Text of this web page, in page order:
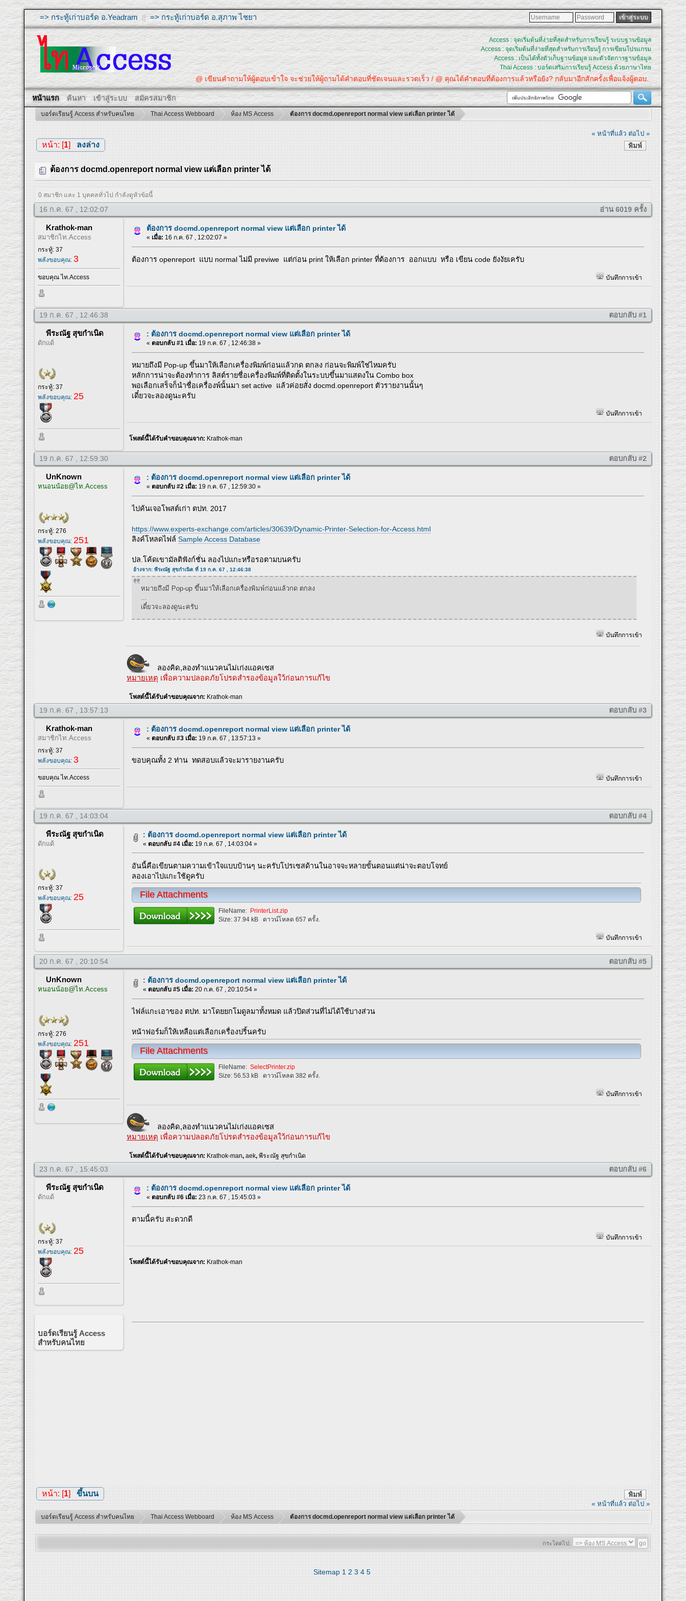
=> กระทู้เก่าบอร์ด อ.Yeadram ||=> กระทู้เก่าบอร์ด อ.สุภาพ ไชยา
Access : จุดเริ่มต้นที่ง่ายที่สุดสำหรับการเรียนรู้ ระบบฐานข้อมูล
Access : จุดเริ่มต้นที่ง่ายที่สุดสำหรับการเรียนรู้ การเขียนโปรแกรม
Access : เป็นได้ทั้งตัวเก็บฐานข้อมูล และตัวจัดการฐานข้อมูล
Thai Access : บอร์ดเสริมการเรียนรู้ Access ด้วยภาษาไทย
@ เขียนคำถามให้ผู้ตอบเข้าใจ จะช่วยให้ผู้ถามได้คำตอบที่ชัดเจนและรวดเร็ว / @ คุณได้คำตอบที่ต้องการแล้วหรือยัง? กลับมาอีกสักครั้งเพื่อแจ้งผู้ตอบ.
หน้าแรก ค้นหา เข้าสู่ระบบ สมัครสมาชิก
บอร์ดเรียนรู้ Access สำหรับคนไทย Thai Access Webboard ห้อง MS Access ต้องการ docmd.openreport normal view แต่เลือก printer ได้
« หน้าที่แล้ว ต่อไป »
พิมพ์
หน้า: [1] ลงล่าง
ต้องการ docmd.openreport normal view แต่เลือก printer ได้
0 สมาชิก และ 1 บุคคลทั่วไป กำลังดูหัวข้อนี้
16 ก.ค. 67 , 12:02:07 อ่าน 6019 ครั้ง
Krathok-man
สมาชิกไท.Access
กระทู้: 37
พลังขอบคุณ: 3
ขอบคุณ ไท.Access
ต้องการ docmd.openreport normal view แต่เลือก printer ได้
« เมื่อ: 16 ก.ค. 67 , 12:02:07 »
ต้องการ openreport แบบ normal ไม่มี previwe แต่ก่อน print ให้เลือก printer ที่ต้องการ ออกแบบ หรือ เขียน code ยังงัยเครับ
บันทึกการเข้า
19 ก.ค. 67 , 12:46:38 ตอบกลับ #1
พีระณัฐ สุขกำเนิด
ดักแด้
กระทู้: 37
พลังขอบคุณ: 25
: ต้องการ docmd.openreport normal view แต่เลือก printer ได้
« ตอบกลับ #1 เมื่อ: 19 ก.ค. 67 , 12:46:38 »
หมายถึงมี Pop-up ขึ้นมาให้เลือกเครื่องพิมพ์ก่อนแล้วกด ตกลง ก่อนจะพิมพ์ใช่ไหมครับ
หลักการน่าจะต้องทำการ ลิสต์รายชื่อเครื่องพิมพ์ที่ติดตั้งในระบบขึ้นมาแสดงใน Combo box
พอเลือกเสร็จก็นำชื่อเครื่องพ์นั้นมา set active แล้วค่อยสั่ง docmd.openreport ตัวรายงานนั้นๆ
เดี๋ยวจะลองดูนะครับ
บันทึกการเข้า
โพสต์นี้ได้รับคำขอบคุณจาก: Krathok-man
19 ก.ค. 67 , 12:59:30 ตอบกลับ #2
UnKnown
หนอนน้อย@ไท.Access
กระทู้: 276
พลังขอบคุณ: 251
: ต้องการ docmd.openreport normal view แต่เลือก printer ได้
« ตอบกลับ #2 เมื่อ: 19 ก.ค. 67 , 12:59:30 »
ไปค้นเจอโพสต์เก่า ตปท. 2017
https://www.experts-exchange.com/articles/30639/Dynamic-Printer-Selection-for-Access.html
ลิงค์โหลดไฟล์Sample Access Database
ปล.โค้ดเขามัลติฟังก์ชั่น ลองไปแกะหรือรอตามบนครับ
อ้างจาก: พีระณัฐ สุขกำเนิด ที่ 19 ก.ค. 67 , 12:46:38
หมายถึงมี Pop-up ขึ้นมาให้เลือกเครื่องพิมพ์ก่อนแล้วกด ตกลง
เดี๋ยวจะลองดูนะครับ
บันทึกการเข้า
ลองคิด,ลองทำแนวคนไม่เก่งแอคเซส
หมายเหตุ เพื่อความปลอดภัยโปรดสำรองข้อมูลใว้ก่อนการแก้ไข
โพสต์นี้ได้รับคำขอบคุณจาก: Krathok-man
19 ก.ค. 67 , 13:57:13 ตอบกลับ #3
Krathok-man
สมาชิกไท.Access
กระทู้: 37
พลังขอบคุณ: 3
ขอบคุณ ไท.Access
: ต้องการ docmd.openreport normal view แต่เลือก printer ได้
« ตอบกลับ #3 เมื่อ: 19 ก.ค. 67 , 13:57:13 »
ขอบคุณทั้ง 2 ท่าน ทดสอบแล้วจะมารายงานครับ
บันทึกการเข้า
19 ก.ค. 67 , 14:03:04 ตอบกลับ #4
พีระณัฐ สุขกำเนิด
ดักแด้
กระทู้: 37
พลังขอบคุณ: 25
: ต้องการ docmd.openreport normal view แต่เลือก printer ได้
« ตอบกลับ #4 เมื่อ: 19 ก.ค. 67 , 14:03:04 »
อันนี้คือเขียนตามความเข้าใจแบบบ้านๆ นะครับโปรเซสด้านในอาจจะหลายขั้นตอนแต่น่าจะตอบโจทย์
ลองเอาไปแกะใช้ดูครับ
File Attachments
FileName: PrinterList.zip
Size:37.94 kB ดาวน์โหลด 657 ครั้ง.
บันทึกการเข้า
20 ก.ค. 67 , 20:10:54 ตอบกลับ #5
UnKnown
หนอนน้อย@ไท.Access
กระทู้: 276
พลังขอบคุณ: 251
: ต้องการ docmd.openreport normal view แต่เลือก printer ได้
« ตอบกลับ #5 เมื่อ: 20 ก.ค. 67 , 20:10:54 »
ไฟล์แกะเอาของ ตปท. มาโดยยกโมดูลมาทั้งหมด แล้วปิดส่วนที่ไม่ได้ใช้บางส่วน
หน้าฟอร์มก็ให้เหลือแต่เลือกเครื่องปริ้นครับ
File Attachments
FileName:SelectPrinter.zip
Size:56.53 kB ดาวน์โหลด 382 ครั้ง.
บันทึกการเข้า
ลองคิด,ลองทำแนวคนไม่เก่งแอคเซส
หมายเหตุ เพื่อความปลอดภัยโปรดสำรองข้อมูลใว้ก่อนการแก้ไข
โพสต์นี้ได้รับคำขอบคุณจาก: Krathok-man,aek,พีระณัฐ สุขกำเนิด
23 ก.ค. 67 , 15:45:03 ตอบกลับ #6
พีระณัฐ สุขกำเนิด
ดักแด้
กระทู้: 37
พลังขอบคุณ: 25
: ต้องการ docmd.openreport normal view แต่เลือก printer ได้
« ตอบกลับ #6 เมื่อ: 23 ก.ค. 67 , 15:45:03 »
ตามนี้ครับ สะดวกดี
บันทึกการเข้า
โพสต์นี้ได้รับคำขอบคุณจาก: Krathok-man
บอร์ดเรียนรู้ Access
สำหรับคนไทย
พิมพ์
หน้า: [1] ขึ้นบน
« หน้าที่แล้ว ต่อไป »
บอร์ดเรียนรู้ Access สำหรับคนไทย Thai Access Webboard ห้อง MS Access ต้องการ docmd.openreport normal view แต่เลือก printer ได้
กระโดดไป:
Sitemap 1 2 3 4 5